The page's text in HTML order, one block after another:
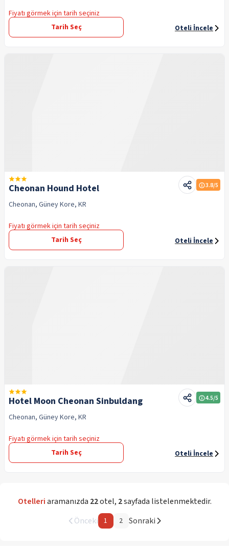
Fiyatı görmek için tarih seçiniz
Tarih Seç
Oteli İncele
Cheonan Hound Hotel 3.8/5
Cheonan, Güney Kore, KR
Fiyatı görmek için tarih seçiniz
Tarih Seç
Oteli İncele
Hotel Moon Cheonan Sinbuldang 4.5/5
Cheonan, Güney Kore, KR
Fiyatı görmek için tarih seçiniz
Tarih Seç
Oteli İncele
Otelleriaramanızda 22otel, 2sayfada listelenmektedir.
Önceki 1 2 Sonraki